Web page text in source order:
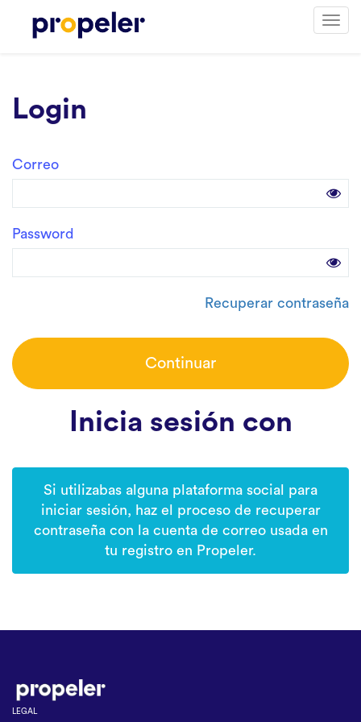
Login
Correo
Password
Recuperar contraseña
Continuar
Inicia sesión con
Si utilizabas alguna plataforma social para
iniciar sesión, haz el proceso de recuperar
contraseña con la cuenta de correo usada en
tu registro en Propeler.
LEGAL